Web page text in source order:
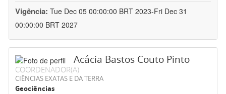
Vigência: Tue Dec 05 00:00:00 BRT 2023-Fri Dec 31
00:00:00 BRT 2027
Acácia Bastos Couto Pinto
COORDENADOR(A)
CIÊNCIAS EXATAS E DA TERRA
Geociências